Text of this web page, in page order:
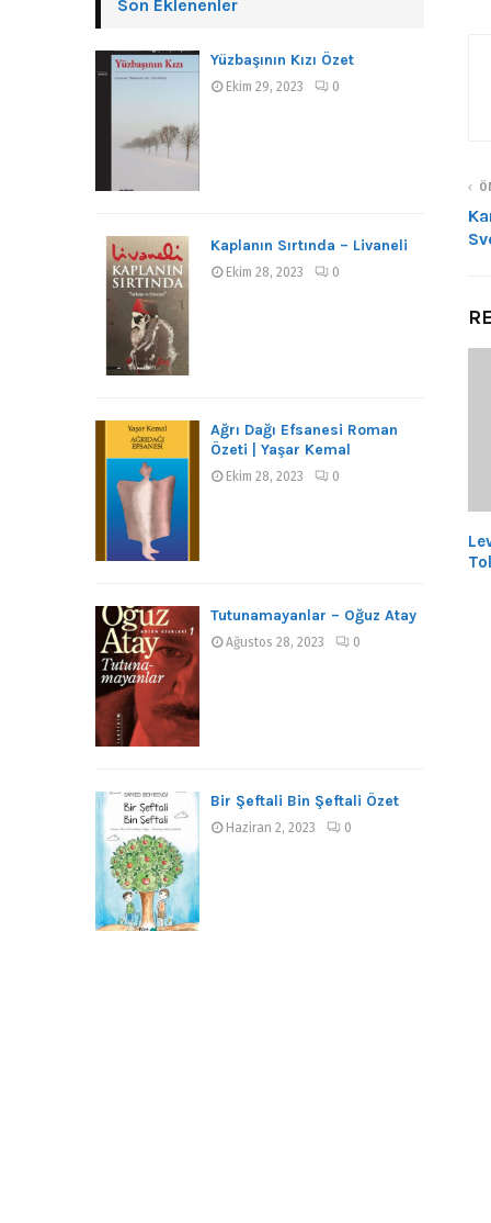
Son Eklenenler
Yüzbaşının Kızı Özet
Ekim 29, 2023 0
Kaplanın Sırtında – Livaneli
Ekim 28, 2023 0
Ağrı Dağı Efsanesi Roman
Özeti | Yaşar Kemal
Ekim 28, 2023 0
Tutunamayanlar – Oğuz Atay
Ağustos 28, 2023 0
Bir Şeftali Bin Şeftali Özet
Haziran 2, 2023 0